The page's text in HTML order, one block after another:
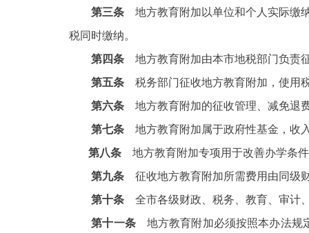
ENGLISH
DEUTSCH
ITALIANO
第三条 地方教育附加以单位和个人实际缴
税同时缴纳。
第四条 地方教育附加由本市地税部门负责
第五条 税务部门征收地方教育附加，使用
第六条 地方教育附加的征收管理、减免退
第七条 地方教育附加属于政府性基金，收
第八条 地方教育附加专项用于改善办学条
第九条 征收地方教育附加所需费用由同级
第十条 全市各级财政、税务、教育、审计
第十一条地方教育附加必须按照本办法规